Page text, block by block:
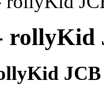
rollyKid
JCB